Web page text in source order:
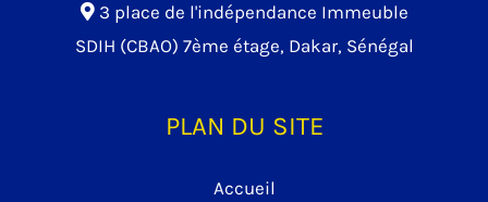
3 place de l'indépendance Immeuble
SDIH (CBAO) 7ème étage, Dakar, Sénégal
PLAN DU SITE
Accueil